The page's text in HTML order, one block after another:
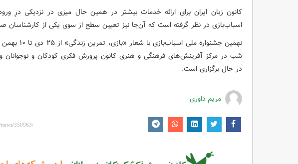
کانون زبان ایران برای ارائه خدمات بیشتر در همین حال میزی در نزدیکی درِ
اسباب‌بازی در نظر گرفته است که آن‌جا نیز تعیین سطح از سوی یکی از کارشناسان
شب در مرکز آفرینش‌های فرهنگی و هنری کانون پرورش فکری کودکان و نوجوانان
در حال برگزاری است.
مریم داوری